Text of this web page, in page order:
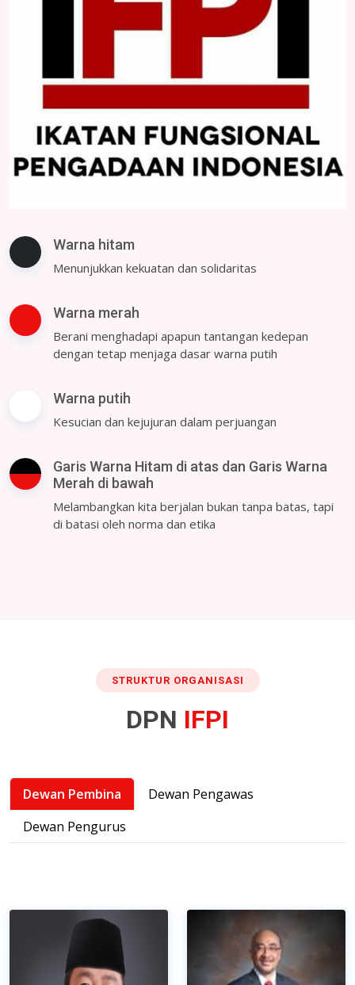
Warna hitam
Menunjukkan kekuatan dan solidaritas
Warna merah
Berani menghadapi apapun tantangan kedepan
dengan tetap menjaga dasar warna putih
Warna putih
Kesucian dan kejujuran dalam perjuangan
Garis Warna Hitam di atas dan Garis Warna
Merah di bawah
Melambangkan kita berjalan bukan tanpa batas, tapi
di batasi oleh norma dan etika
STRUKTUR ORGANISASI
DPN IFPI
Dewan Pembina
Dewan Pengawas
Dewan Pengurus